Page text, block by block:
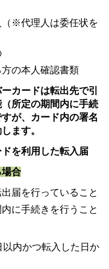
（※代理人は委任状を
の本人確認書類
カードは転出先で引
所定の期間内に手続
が、カード内の署名
ます。
を利用した転入届
合
出届を行っていること
内に手続きを行うこと
内かつ転入した日か